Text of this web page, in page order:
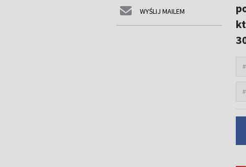
WYŚLIJ MAILEM